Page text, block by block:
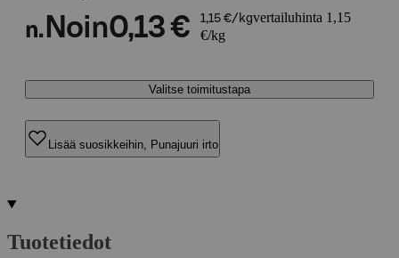
n. Noin0,13 € 1,15 €/kgvertailuhinta 1,15
€/kg
Valitse toimitustapa
Lisää suosikkeihin, Punajuuri irto
Tuotetiedot